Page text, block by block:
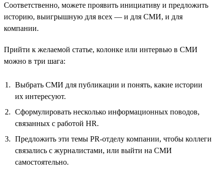
Соответственно, можете проявить инициативу и предложить
историю, выигрышную для всех — и для СМИ, и для
компании.
Прийти к желаемой статье, колонке или интервью в СМИ
можно в три шага:
Выбрать СМИ для публикации и понять, какие истории
их интересуют.
Сформулировать несколько информационных поводов,
связанных с работой HR.
Предложить эти темы PR-отделу компании, чтобы коллеги
связались с журналистами, или выйти на СМИ
самостоятельно.